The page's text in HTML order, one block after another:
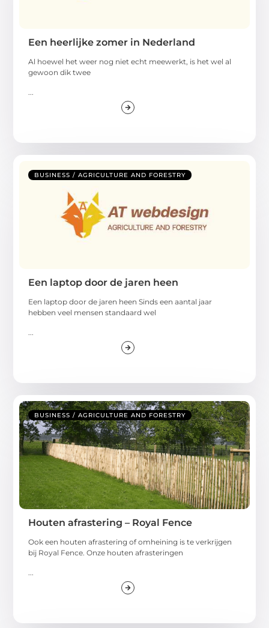
Een heerlijke zomer in Nederland
Al hoewel het weer nog niet echt meewerkt, is het wel al
gewoon dik twee
BUSINESS / AGRICULTURE AND FORESTRY
Een laptop door de jaren heen
Een laptop door de jaren heen Sinds een aantal jaar
hebben veel mensen standaard wel
BUSINESS / AGRICULTURE AND FORESTRY
Houten afrastering – Royal Fence
Ook een houten afrastering of omheining is te verkrijgen
bij Royal Fence. Onze houten afrasteringen